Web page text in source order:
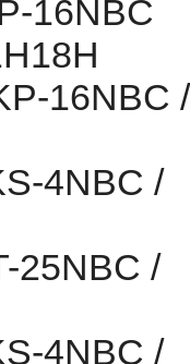
16NBC
16NBC /
4NBC /
25NBC /
4NBC /